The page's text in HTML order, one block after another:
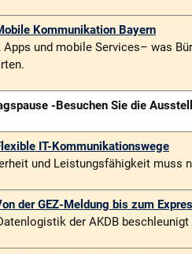
Kommunikation Bayern
Apps und mobile Services– was
-Besuchen Sie die
IT-Kommunikationswege
und Leistungsfähigkeit muss
der GEZ-Meldung bis zum
der AKDB